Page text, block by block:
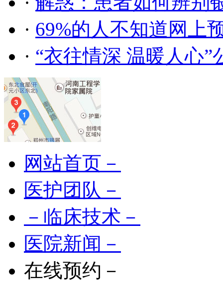
· 69%的人不知道网上
· “衣往情深 温暖人心”
网站首页－
医护团队－
－临床技术－
医院新闻－
在线预约－